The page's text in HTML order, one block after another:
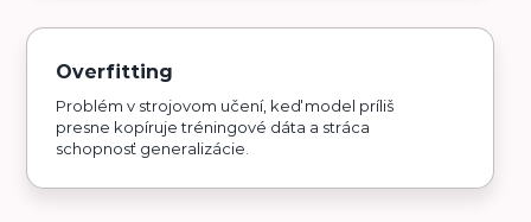
Overfitting
Problém v strojovom učení, keď model príliš
presne kopíruje tréningové dáta a stráca
schopnosť generalizácie.